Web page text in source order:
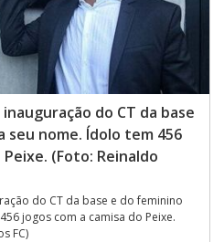
do CT da base
seu nome. Ídolo tem 456
(Foto: Reinaldo
do CT da base e do feminino
jogos com a camisa do Peixe.
FC)